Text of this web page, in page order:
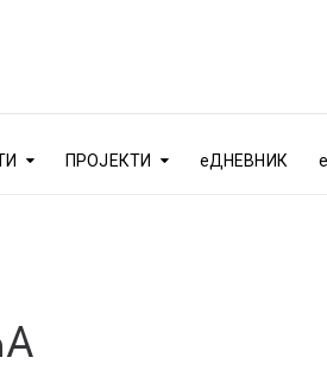
ПРОЈЕКТИ еДНЕВНИК